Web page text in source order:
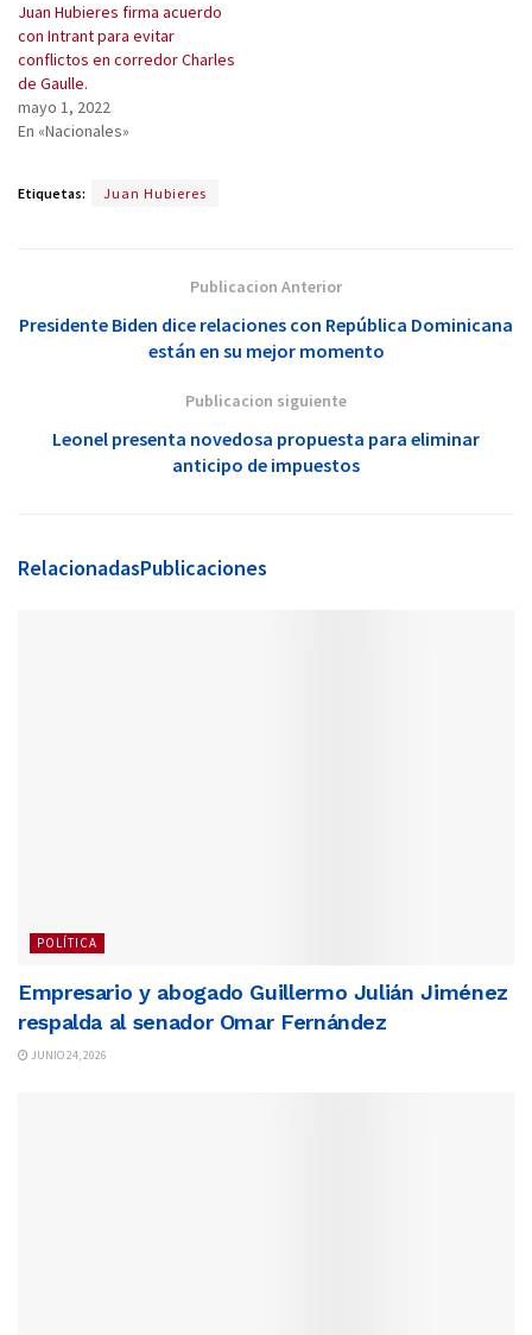
Juan Hubieres firma acuerdo
con Intrant para evitar
conflictos en corredor Charles
de Gaulle.
mayo 1, 2022
En «Nacionales»
Etiquetas: Juan Hubieres
Publicacion Anterior
Presidente Biden dice relaciones con República Dominicana
están en su mejor momento
Publicacion siguiente
Leonel presenta novedosa propuesta para eliminar
anticipo de impuestos
RelacionadasPublicaciones
POLÍTICA
Empresario y abogado Guillermo Julián Jiménez
respalda al senador Omar Fernández
JUNIO 24, 2026